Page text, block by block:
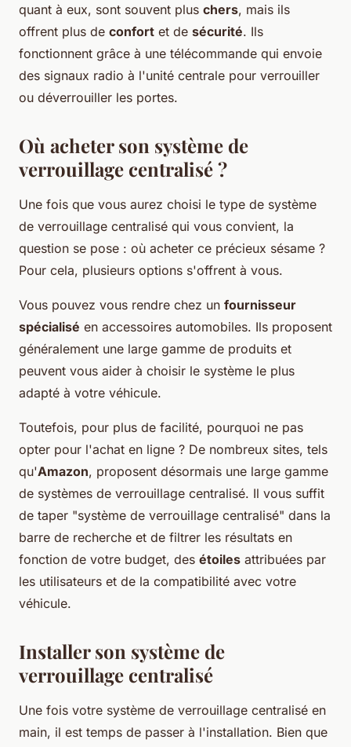
quant à eux, sont souvent plus chers, mais ils
offrent plus de confort et de sécurité. Ils
fonctionnent grâce à une télécommande qui envoie
des signaux radio à l'unité centrale pour verrouiller
ou déverrouiller les portes.
Où acheter son système de
verrouillage centralisé ?
Une fois que vous aurez choisi le type de système
de verrouillage centralisé qui vous convient, la
question se pose : où acheter ce précieux sésame ?
Pour cela, plusieurs options s'offrent à vous.
Vous pouvez vous rendre chez un fournisseur
spécialisé en accessoires automobiles. Ils proposent
généralement une large gamme de produits et
peuvent vous aider à choisir le système le plus
adapté à votre véhicule.
Toutefois, pour plus de facilité, pourquoi ne pas
opter pour l'achat en ligne ? De nombreux sites, tels
qu'Amazon, proposent désormais une large gamme
de systèmes de verrouillage centralisé. Il vous suffit
de taper "système de verrouillage centralisé" dans la
barre de recherche et de filtrer les résultats en
fonction de votre budget, des étoiles attribuées par
les utilisateurs et de la compatibilité avec votre
véhicule.
Installer son système de
verrouillage centralisé
Une fois votre système de verrouillage centralisé en
main, il est temps de passer à l'installation. Bien que